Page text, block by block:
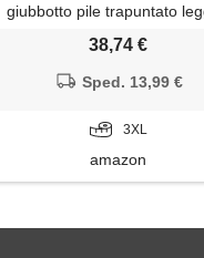
giubbotto pile trapuntato
marinaio cerniera
caldi cowboy giallo bavero
sposa rosa piume moto
38,74 €
Sped. 13,99 €
3XL
amazon